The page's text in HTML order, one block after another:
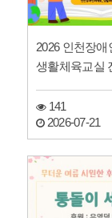
2026 인천장애
생활체육교실
141
2026-07-21